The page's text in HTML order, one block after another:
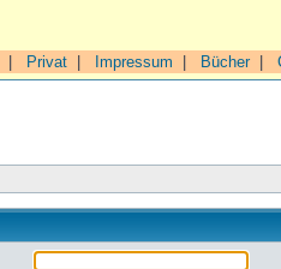
Privat Impressum Bücher|